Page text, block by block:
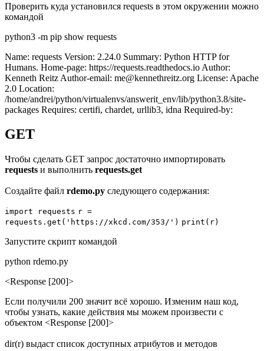
Проверить куда установился requests в этом окружении можно
командой
python3 -m pip show requests
Name: requests Version: 2.24.0 Summary: Python HTTP for
Humans. Home-page: https://requests.readthedocs.io Author:
Kenneth Reitz Author-email: me@kennethreitz.org License: Apache
2.0 Location:
/home/andrei/python/virtualenvs/answerit_env/lib/python3.8/site-
packages Requires: certifi, chardet, urllib3, idna Required-by:
GET
Чтобы сделать GET запрос достаточно импортировать
requests и выполнить requests.get
Создайте файл rdemo.py следующего содержания:
import requests r =
requests. get ('https://xkcd.com/353/') print (r)
Запустите скрипт командой
python rdemo.py
<Response [200]>
Если получили 200 значит всё хорошо. Изменим наш код,
чтобы узнать, какие действия мы можем произвести с
объектом <Response [200]>
dir(r) выдаст список доступных атрибутов и методов